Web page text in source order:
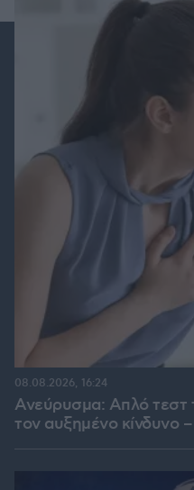
Ανεύρυσμα: Απλό τεστ
τον αυξημένο κίνδυνο –
08.08.2026, 16:24